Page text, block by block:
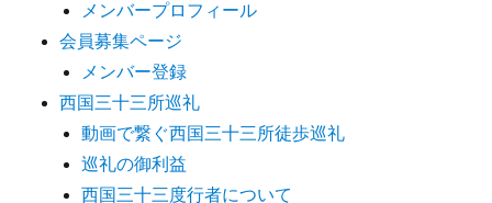
メンバープロフィール
会員募集ページ
メンバー登録
西国三十三所巡礼
動画で繋ぐ西国三十三所徒歩巡礼
巡礼の御利益
西国三十三度行者について